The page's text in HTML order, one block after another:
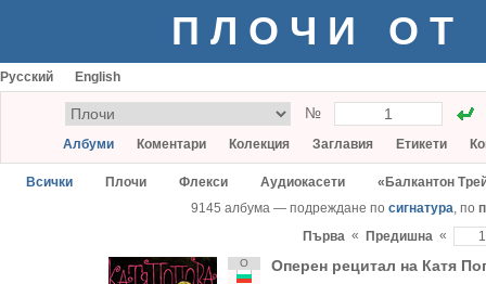
ПЛОЧИ ОТ
Русский English
№
Албуми Коментари Колекция Заглавия Етикети
Всички Плочи Флекси Аудиокасети
«Балкантон
9145 албума — подреждане по сигнатура, по
Първа « Предишна «
О Оперен рецитал на Катя